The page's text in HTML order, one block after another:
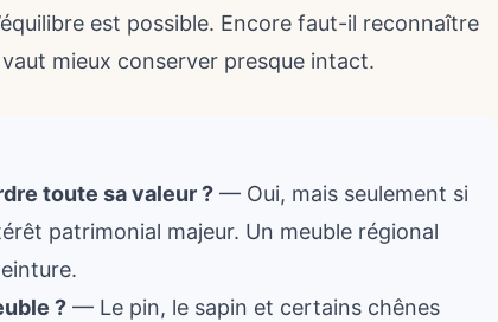
est possible. Encore faut-il reconnaître
mieux conserver presque intact.
toute sa valeur ? — Oui, mais seulement si
patrimonial majeur. Un meuble régional
? — Le pin, le sapin et certains chênes